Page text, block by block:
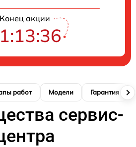
Конец акции
работ Модели Гарантия
сервис-